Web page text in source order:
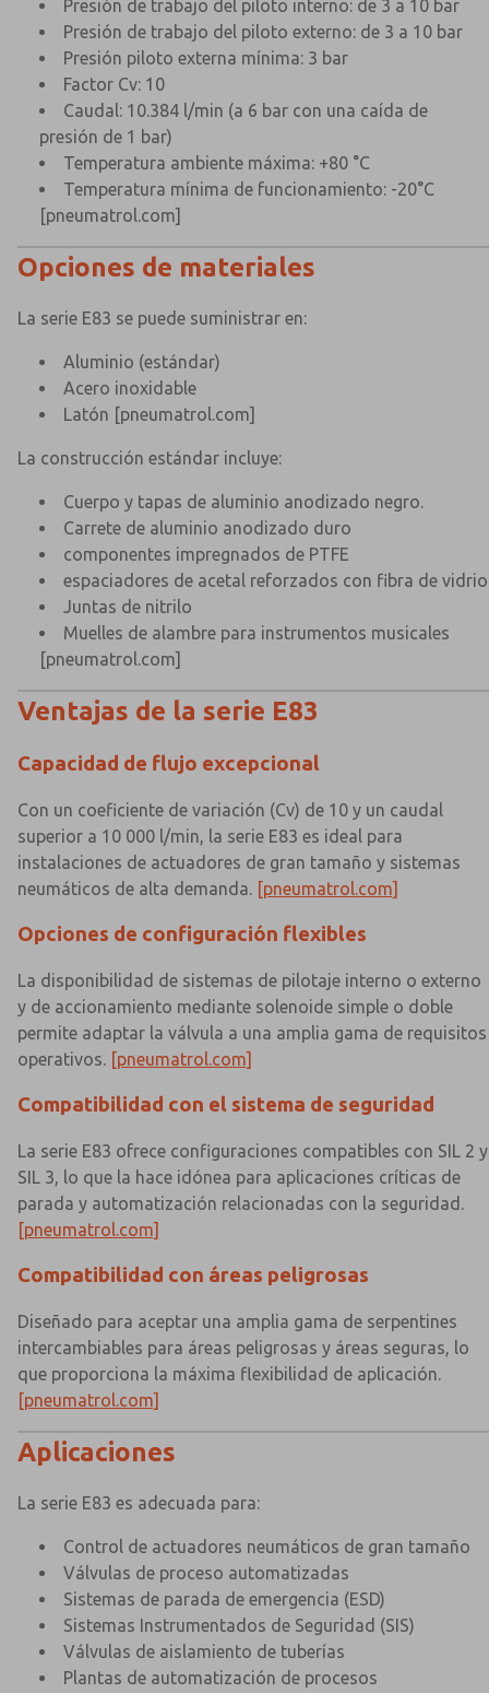
Presión de trabajo del piloto interno: de 3 a 10 bar
Presión de trabajo del piloto externo: de 3 a 10 bar
Presión piloto externa mínima: 3 bar
Factor Cv: 10
Caudal: 10.384 l/min (a 6 bar con una caída de
presión de 1 bar)
Temperatura ambiente máxima: +80 °C
Temperatura mínima de funcionamiento: -20°C
[pneumatrol.com]
Opciones de materiales
La serie E83 se puede suministrar en:
Aluminio (estándar)
Acero inoxidable
Latón [pneumatrol.com]
La construcción estándar incluye:
Cuerpo y tapas de aluminio anodizado negro.
Carrete de aluminio anodizado duro
componentes impregnados de PTFE
espaciadores de acetal reforzados con fibra de vidrio
Juntas de nitrilo
Muelles de alambre para instrumentos musicales
[pneumatrol.com]
Ventajas de la serie E83
Capacidad de flujo excepcional
Con un coeficiente de variación (Cv) de 10 y un caudal
superior a 10 000 l/min, la serie E83 es ideal para
instalaciones de actuadores de gran tamaño y sistemas
neumáticos de alta demanda. [pneumatrol.com]
Opciones de configuración flexibles
La disponibilidad de sistemas de pilotaje interno o externo
y de accionamiento mediante solenoide simple o doble
permite adaptar la válvula a una amplia gama de requisitos
operativos. [pneumatrol.com]
Compatibilidad con el sistema de seguridad
La serie E83 ofrece configuraciones compatibles con SIL 2 y
SIL 3, lo que la hace idónea para aplicaciones críticas de
parada y automatización relacionadas con la seguridad.
[pneumatrol.com]
Compatibilidad con áreas peligrosas
Diseñado para aceptar una amplia gama de serpentines
intercambiables para áreas peligrosas y áreas seguras, lo
que proporciona la máxima flexibilidad de aplicación.
[pneumatrol.com]
Aplicaciones
La serie E83 es adecuada para:
Control de actuadores neumáticos de gran tamaño
Válvulas de proceso automatizadas
Sistemas de parada de emergencia (ESD)
Sistemas Instrumentados de Seguridad (SIS)
Válvulas de aislamiento de tuberías
Plantas de automatización de procesos